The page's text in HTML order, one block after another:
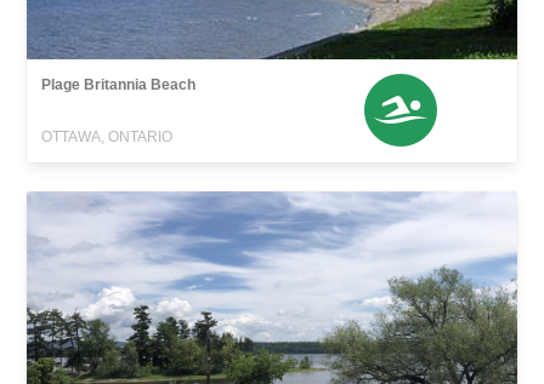
Plage Britannia Beach
OTTAWA, ONTARIO